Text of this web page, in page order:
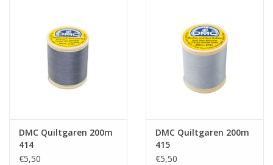
DMC Quiltgaren 200m
414
€5,50
DMC Quiltgaren 200m
415
€5,50